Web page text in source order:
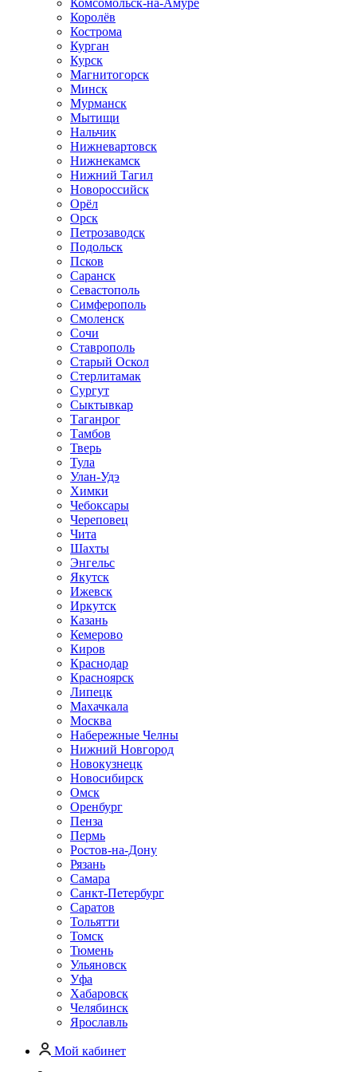
Комсомольск-на-Амуре
Королёв
Кострома
Курган
Курск
Магнитогорск
Минск
Мурманск
Мытищи
Нальчик
Нижневартовск
Нижнекамск
Нижний Тагил
Новороссийск
Орёл
Орск
Петрозаводск
Подольск
Псков
Саранск
Севастополь
Симферополь
Смоленск
Сочи
Ставрополь
Старый Оскол
Стерлитамак
Сургут
Сыктывкар
Таганрог
Тамбов
Тверь
Тула
Улан-Удэ
Химки
Чебоксары
Череповец
Чита
Шахты
Энгельс
Якутск
Ижевск
Иркутск
Казань
Кемерово
Киров
Краснодар
Красноярск
Липецк
Махачкала
Москва
Набережные Челны
Нижний Новгород
Новокузнецк
Новосибирск
Омск
Оренбург
Пенза
Пермь
Ростов-на-Дону
Рязань
Самара
Санкт-Петербург
Саратов
Тольятти
Томск
Тюмень
Ульяновск
Уфа
Хабаровск
Челябинск
Ярославль
Мой кабинет